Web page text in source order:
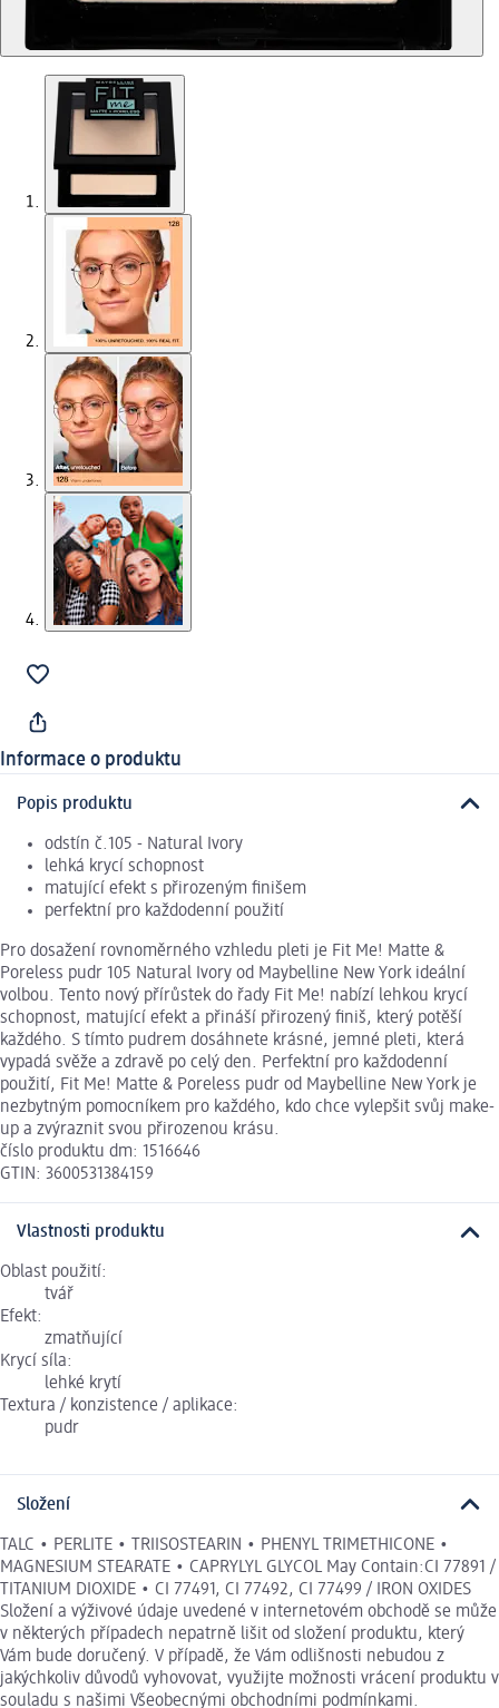
Informace o produktu
Popis produktu
odstín č.105 - Natural Ivory
lehká krycí schopnost
matující efekt s přirozeným finišem
perfektní pro každodenní použití
Pro dosažení rovnoměrného vzhledu pleti je Fit Me! Matte &
Poreless pudr 105 Natural Ivory od Maybelline New York ideální
volbou. Tento nový přírůstek do řady Fit Me! nabízí lehkou krycí
schopnost, matující efekt a přináší přirozený finiš, který potěší
každého. S tímto pudrem dosáhnete krásné, jemné pleti, která
vypadá svěže a zdravě po celý den. Perfektní pro každodenní
použití, Fit Me! Matte & Poreless pudr od Maybelline New York je
nezbytným pomocníkem pro každého, kdo chce vylepšit svůj make-
up a zvýraznit svou přirozenou krásu.
číslo produktu dm: 1516646
GTIN: 3600531384159
Vlastnosti produktu
Oblast použití:
tvář
Efekt:
zmatňující
Krycí síla:
lehké krytí
Textura / konzistence / aplikace:
pudr
Složení
TALC • PERLITE • TRIISOSTEARIN • PHENYL TRIMETHICONE •
MAGNESIUM STEARATE • CAPRYLYL GLYCOL May Contain:CI 77891 /
TITANIUM DIOXIDE • CI 77491, CI 77492, CI 77499 / IRON OXIDES
Složení a výživové údaje uvedené v internetovém obchodě se může
v některých případech nepatrně lišit od složení produktu, který
Vám bude doručený. V případě, že Vám odlišnosti nebudou z
jakýchkoliv důvodů vyhovovat, využijte možnosti vrácení produktu v
souladu s našimi Všeobecnými obchodními podmínkami.